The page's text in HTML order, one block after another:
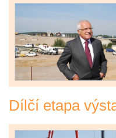
Dílčí etapa